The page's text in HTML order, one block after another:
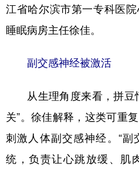
新疆 内蒙古
Русский язык
Deutsch Português
江省哈尔滨市第一专科医
睡眠病房主任徐佳。
副交感神经被激活
从生理角度来看，拼豆
关”。徐佳解释，这类可重
刺激人体副交感神经。“
统，负责让心跳放缓、肌